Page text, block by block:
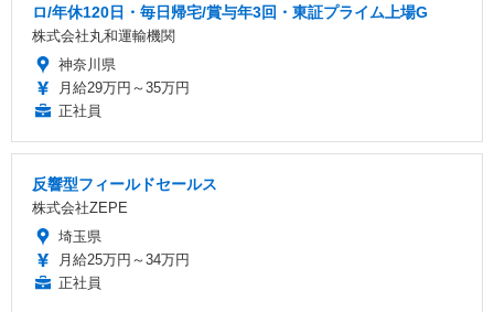
ロ/年休120日・毎日帰宅/賞与年3回・東証プライム上場G
株式会社丸和運輸機関
神奈川県
月給29万円～35万円
正社員
反響型フィールドセールス
株式会社ZEPE
埼玉県
月給25万円～34万円
正社員